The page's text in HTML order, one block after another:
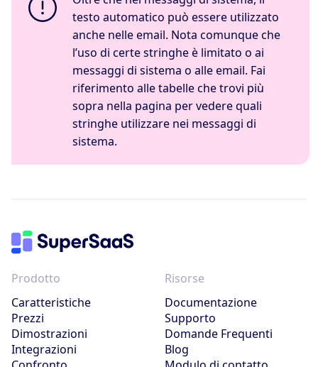
testo automatico può essere utilizzato
anche nelle email. Nota comunque che
l’uso di certe stringhe è limitato o ai
messaggi di sistema o alle email. Fai
riferimento alle tabelle che trovi più
sopra nella pagina per vedere quali
stringhe utilizzare nei messaggi di
sistema.
Prodotto
Caratteristiche
Prezzi
Dimostrazioni
Integrazioni
Risorse
Documentazione
Supporto
Domande Frequenti
Blog